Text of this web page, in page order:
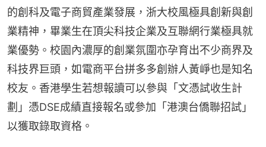
的創科及電子商貿產業發展，浙大校風極具創新與創
業精神，畢業生在頂尖科技企業及互聯網行業極具就
業優勢。校園內濃厚的創業氛圍亦孕育出不少商界及
科技界巨頭，如電商平台拼多多創辦人黃崢也是知名
校友。香港學生若想報讀可以參與「文憑試收生計
劃」憑DSE成績直接報名或參加「港澳台僑聯招試」
以獲取錄取資格。